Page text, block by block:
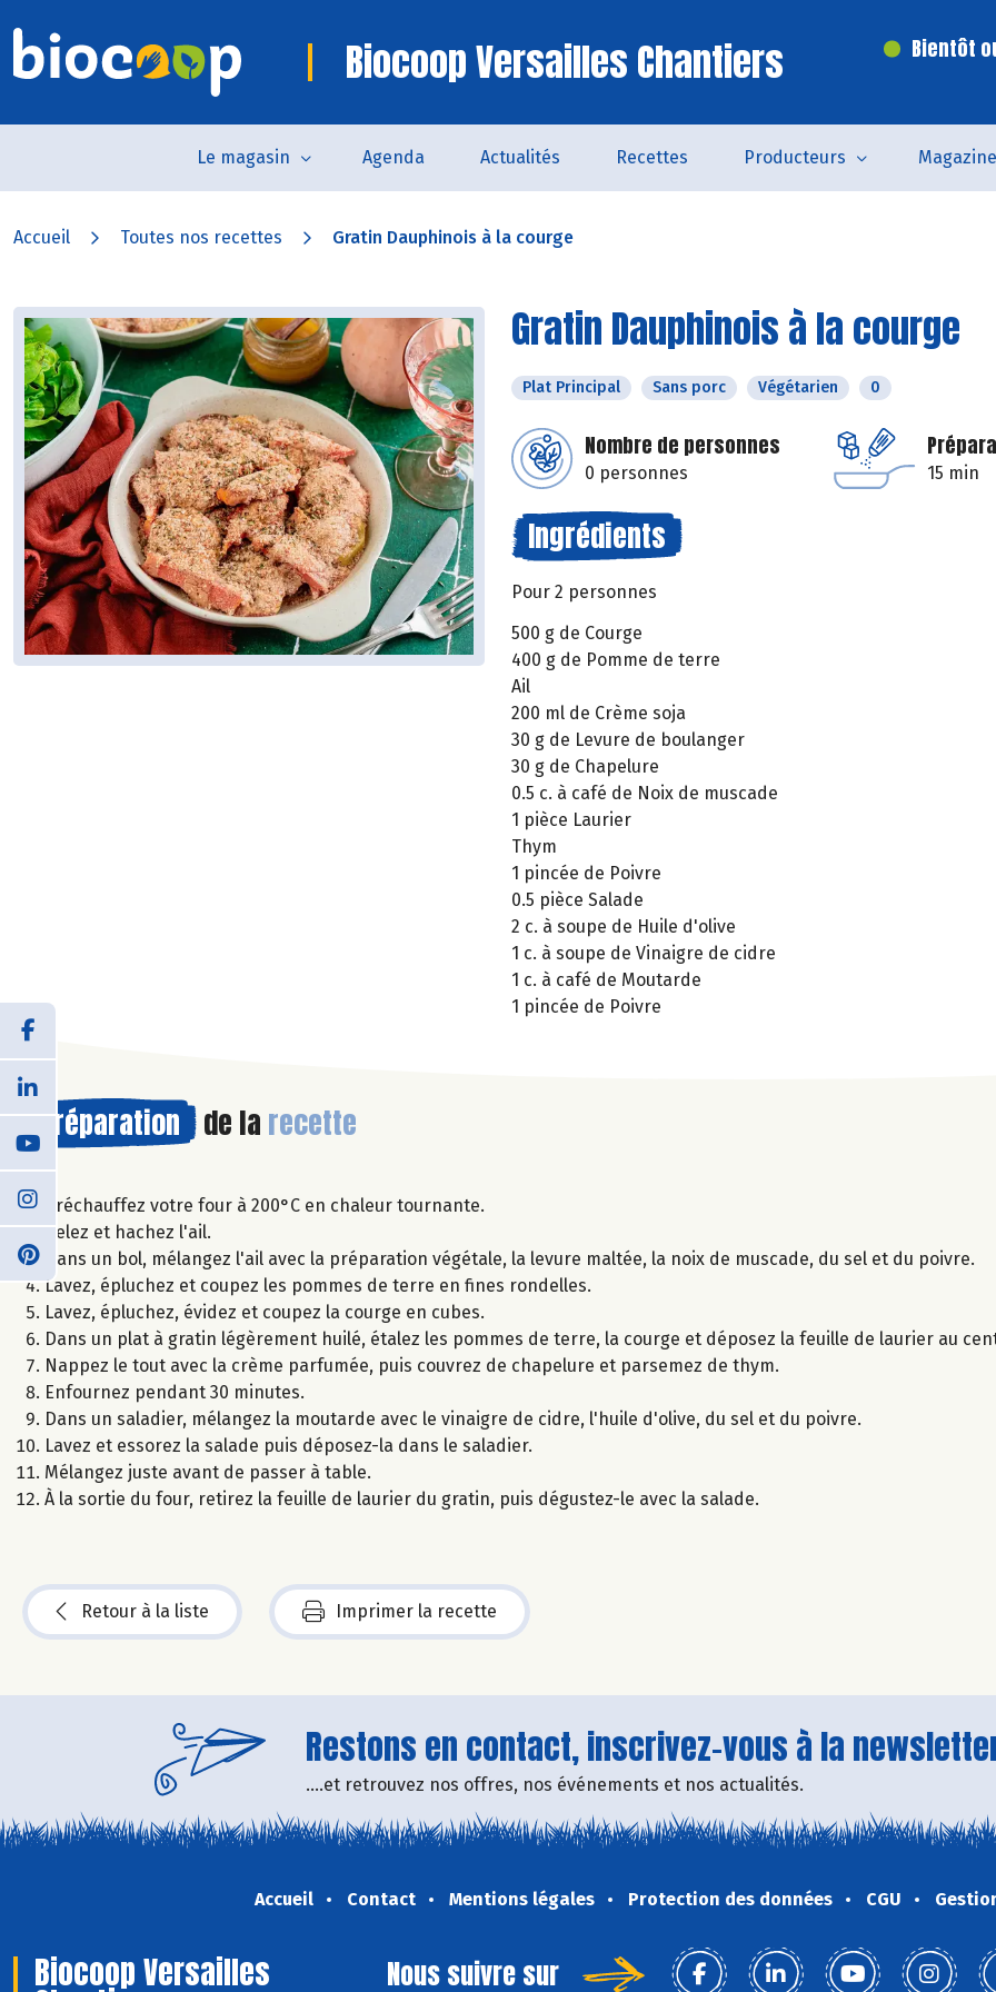
Biocoop Versailles Chantiers Bientôt
Le magasin Agenda Actualités Recettes Producteurs
Accueil Toutes nos recettes Gratin Dauphinois à la courge
Gratin Dauphinois à la courge
Plat Principal Sans porc Végétarien 0
Nombre de personnes
0 personnes 15 min
Ingrédients
Pour 2 personnes
500 g de Courge
400 g de Pomme de terre
Ail
200 ml de Crème soja
30 g de Levure de boulanger
30 g de Chapelure
0.5 c. à café de Noix de muscade
1 pièce Laurier
Thym
1 pincée de Poivre
0.5 pièce Salade
2 c. à soupe de Huile d'olive
1 c. à soupe de Vinaigre de cidre
1 c. à café de Moutarde
1 pincée de Poivre
Préparation de la recette
Préchauffez votre four à 200°C en chaleur tournante.
Pelez et hachez l'ail.
Dans un bol, mélangez l'ail avec la préparation végétale, la levure maltée, la noix de muscade, du sel et du poivre.
Lavez, épluchez et coupez les pommes de terre en fines rondelles.
Lavez, épluchez, évidez et coupez la courge en cubes.
Dans un plat à gratin légèrement huilé, étalez les pommes de terre, la courge et déposez la feuille de laurier au
Nappez le tout avec la crème parfumée, puis couvrez de chapelure et parsemez de thym.
Enfournez pendant 30 minutes.
Dans un saladier, mélangez la moutarde avec le vinaigre de cidre, l'huile d'olive, du sel et du poivre.
Lavez et essorez la salade puis déposez-la dans le saladier.
Mélangez juste avant de passer à table.
À la sortie du four, retirez la feuille de laurier du gratin, puis dégustez-le avec la salade.
Retour à la liste Imprimer la recette
Restons en contact, inscrivez-vous à la
....et retrouvez nos offres, nos événements et nos actualités.
Accueil Contact Mentions légales Protection des données CGU
Biocoop Versailles Nous suivre sur